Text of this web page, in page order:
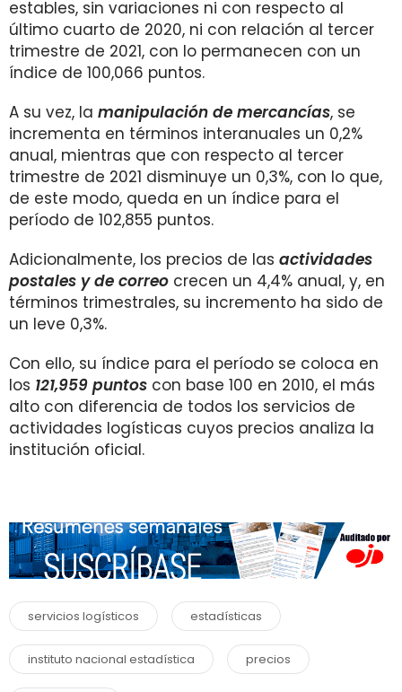
estables, sin variaciones ni con respecto al
último cuarto de 2020, ni con relación al tercer
trimestre de 2021, con lo permanecen con un
índice de 100,066 puntos.
A su vez, la manipulación de mercancías, se
incrementa en términos interanuales un 0,2%
anual, mientras que con respecto al tercer
trimestre de 2021 disminuye un 0,3%, con lo que,
de este modo, queda en un índice para el
período de 102,855 puntos.
Adicionalmente, los precios de las actividades
postales y de correo crecen un 4,4% anual, y, en
términos trimestrales, su incremento ha sido de
un leve 0,3%.
Con ello, su índice para el período se coloca en
los 121,959 puntos con base 100 en 2010, el más
alto con diferencia de todos los servicios de
actividades logísticas cuyos precios analiza la
institución oficial.
servicios logísticos estadísticas
instituto nacional estadística precios